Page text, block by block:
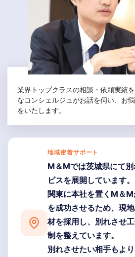
業界トップクラスの相談・依頼実績
なコンシェルジュがお話を伺い、お
をいたします。
地域密着サポート
M＆Mでは茨城県にて
ビスを展開しています。
関東に本社を置くM＆
を成功させるため、現
材を採用し、別れさせ
制を整えています。
別れさせたい相手もよ